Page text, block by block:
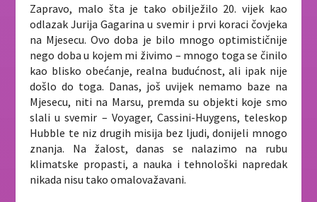
Zapravo, malo šta je tako obilježilo 20. vijek kao
odlazak Jurija Gagarina u svemir i prvi koraci čovjeka
na Mjesecu. Ovo doba je bilo mnogo optimističnije
nego doba u kojem mi živimo – mnogo toga se činilo
kao blisko obećanje, realna budućnost, ali ipak nije
došlo do toga. Danas, još uvijek nemamo baze na
Mjesecu, niti na Marsu, premda su objekti koje smo
slali u svemir – Voyager, Cassini-Huygens, teleskop
Hubble te niz drugih misija bez ljudi, donijeli mnogo
znanja. Na žalost, danas se nalazimo na rubu
klimatske propasti, a nauka i tehnološki napredak
nikada nisu tako omalovažavani.